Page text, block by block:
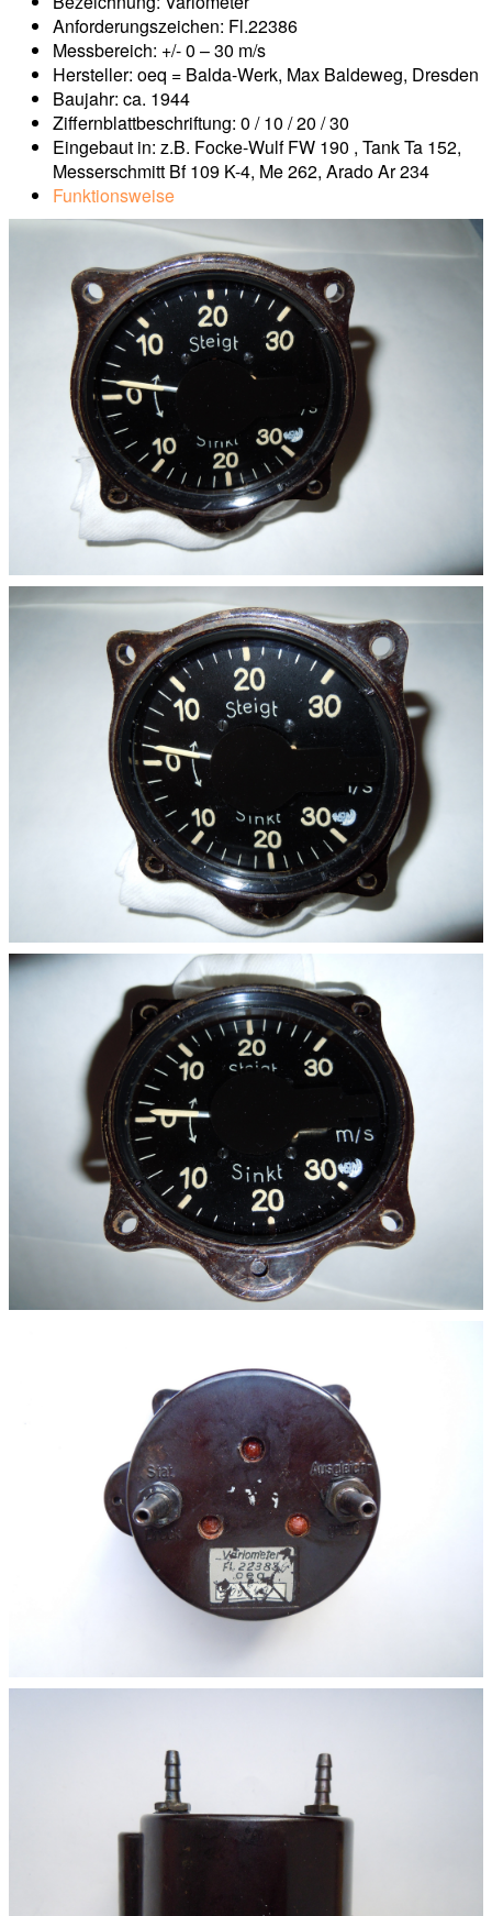
Anforderungszeichen: Fl.22386
Messbereich: +/- 0 – 30 m/s
Hersteller: oeq = Balda-Werk, Max Baldeweg, Dresden
Baujahr: ca. 1944
Ziffernblattbeschriftung: 0 / 10 / 20 / 30
Eingebaut in: z.B. Focke-Wulf FW 190 , Tank Ta 152,
Messerschmitt Bf 109 K-4, Me 262, Arado Ar 234
Funktionsweise